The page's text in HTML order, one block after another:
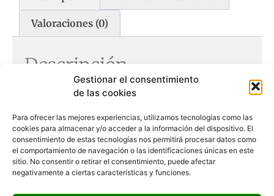
Gestionar el consentimiento
de las cookies
Para ofrecer las mejores experiencias, utilizamos tecnologías como las
cookies para almacenar y/o acceder a la información del dispositivo. El
consentimiento de estas tecnologías nos permitirá procesar datos como
el comportamiento de navegación o las identificaciones únicas en este
sitio. No consentir o retirar el consentimiento, puede afectar
negativamente a ciertas características y funciones.
Valoraciones (0)
Descripción
PUMA Skyrocket Liteson unas zapatillas de
buscan un calzado ligero y resistente paracortas y medias
distancias. Gracias a su estructura reforzada y susuela de
alta tracción, ofrecen un equilibrio perfecto entre
amortiguación y estabilidad en cada pisada.
Características técnicas: